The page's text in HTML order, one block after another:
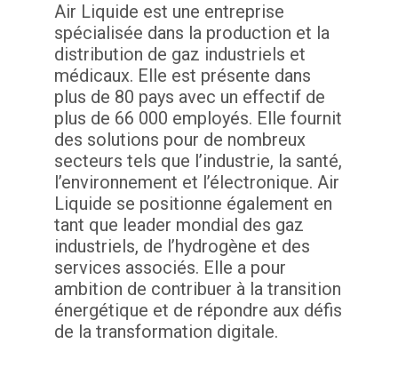
Air Liquide est une entreprise
spécialisée dans la production et la
distribution de gaz industriels et
médicaux. Elle est présente dans
plus de 80 pays avec un effectif de
plus de 66 000 employés. Elle fournit
des solutions pour de nombreux
secteurs tels que l’industrie, la santé,
l’environnement et l’électronique. Air
Liquide se positionne également en
tant que leader mondial des gaz
industriels, de l’hydrogène et des
services associés. Elle a pour
ambition de contribuer à la transition
énergétique et de répondre aux défis
de la transformation digitale.